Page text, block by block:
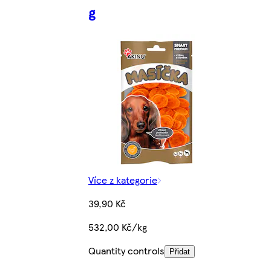
g
Více z kategorie
39,90 Kč
532,00 Kč/kg
Quantity controls
Přidat